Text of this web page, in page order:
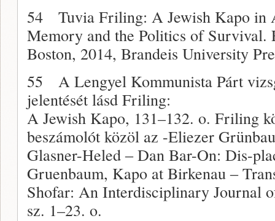
54 Tuvia Friling: A Jewish Kapo in
Memory and the Politics of Survival.
Boston, 2014, Brandeis University
55 A Lengyel Kommunista Párt
jelentését lásd Friling:
A Jewish Kapo, 131–132. o. Friling
beszámolót közöl az -Eliezer
Glasner-Heled ‒ Dan Bar-On: Dis-
Gruenbaum, Kapo at Birkenau ‒
Shofar: An Interdisciplinary Journal
sz. 1–23. o.